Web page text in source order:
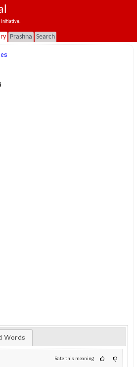
Initiative.
Prashna Search
Words
Rate this meaning